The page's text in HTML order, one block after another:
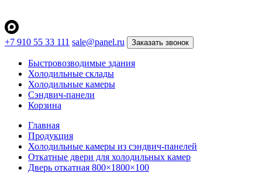
+7 910 55 33 111 sale@panel.ru Заказать звонок
Быстровозводимые здания
Холодильные склады
Холодильные камеры
Сэндвич-панели
Корзина
Главная
Продукция
Холодильные камеры из сэндвич-панелей
Откатные двери для холодильных камер
Дверь откатная 800×1800×100